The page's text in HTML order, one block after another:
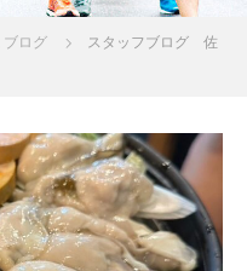
ブログ
スタッフブログ 佐